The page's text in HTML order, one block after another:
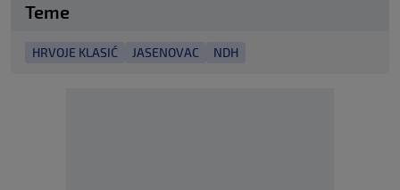
Teme
HRVOJE KLASIĆ JASENOVAC NDH